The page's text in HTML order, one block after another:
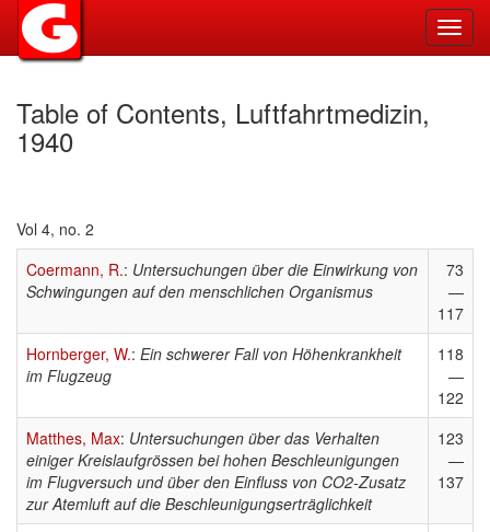
Table of Contents, Luftfahrtmedizin,
1940
Vol 4, no. 2
Coermann, R.: Untersuchungen über die Einwirkung von
Schwingungen auf den menschlichen Organismus
73
—
117
Hornberger, W.: Ein schwerer Fall von Höhenkrankheit
im Flugzeug
118
—
122
Matthes, Max: Untersuchungen über das Verhalten
einiger Kreislaufgrössen bei hohen Beschleunigungen
im Flugversuch und über den Einfluss von CO2-Zusatz
zur Atemluft auf die Beschleunigungserträglichkeit
123
—
137